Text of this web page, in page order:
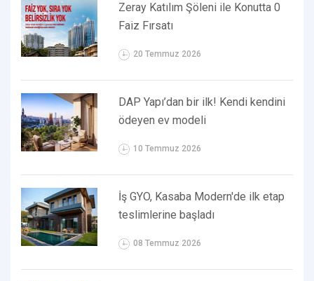
Zeray Katılım Şöleni ile Konutta 0
Faiz Fırsatı
20 Temmuz 2026
DAP Yapı’dan bir ilk! Kendi kendini
ödeyen ev modeli
10 Temmuz 2026
İş GYO, Kasaba Modern'de ilk etap
teslimlerine başladı
08 Temmuz 2026